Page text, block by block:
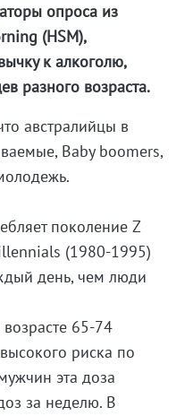
опроса из
(HSM),
к алкоголю,
разного возраста.
австралийцы в
Baby boomers,
поколение Z
(1980-1995)
день, чем люди
65-74
риска по
эта доза
за неделю. В